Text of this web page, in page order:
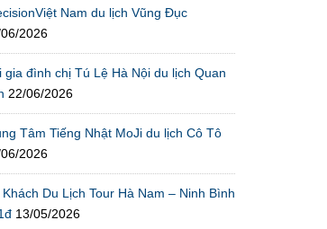
Nam du lịch Vũng Đục
2026
gia đình chị Tú Lệ Hà Nội du lịch Quan
22/06/2026
Tâm Tiếng Nhật MoJi du lịch Cô Tô
2026
Khách Du Lịch Tour Hà Nam – Ninh Bình
13/05/2026